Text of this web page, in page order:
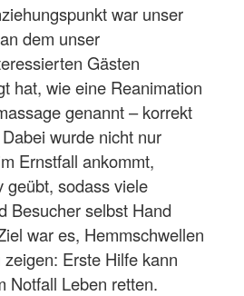
war unser
dem unser
Gästen
hat, wie eine Reanimation
genannt – korrekt
wurde nicht nur
Ernstfall ankommt,
geübt, sodass viele
Besucher selbst Hand
war es, Hemmschwellen
Erste Hilfe kann
Notfall Leben retten.